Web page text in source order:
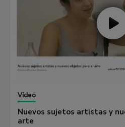
Vídeo
Nuevos sujetos artistas y
arte